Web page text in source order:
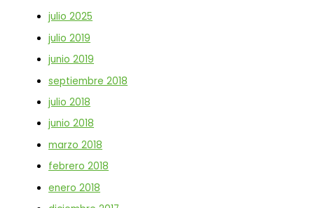
julio 2025
julio 2019
junio 2019
septiembre 2018
julio 2018
junio 2018
marzo 2018
febrero 2018
enero 2018